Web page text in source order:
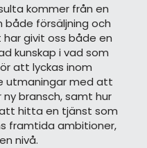
kommer från en
både försäljning och
har givit oss både en
kunskap i vad som
att lyckas inom
utmaningar med att
ny bransch, samt hur
hitta en tjänst som
framtida ambitioner,
nivå.